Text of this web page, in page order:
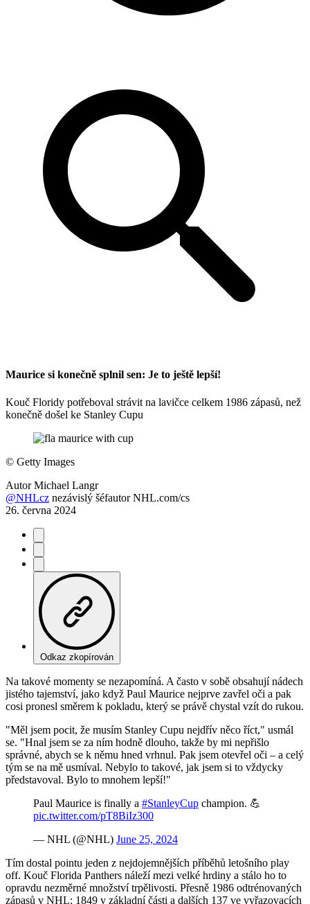
Maurice si konečně splnil sen: Je to ještě lepší!
Kouč Floridy potřeboval strávit na lavičce celkem 1986 zápasů, než
konečně došel ke Stanley Cupu
© Getty Images
Autor Michael Langr
@NHLcz nezávislý šéfautor NHL.com/cs
26. června 2024
Odkaz zkopírován
Na takové momenty se nezapomíná. A často v sobě obsahují nádech
jistého tajemství, jako když Paul Maurice nejprve zavřel oči a pak
cosi pronesl směrem k pokladu, který se právě chystal vzít do rukou.
"Měl jsem pocit, že musím Stanley Cupu nejdřív něco říct," usmál
se. "Hnal jsem se za ním hodně dlouho, takže by mi nepřišlo
správné, abych se k němu hned vrhnul. Pak jsem otevřel oči – a celý
tým se na mě usmíval. Nebylo to takové, jak jsem si to vždycky
představoval. Bylo to mnohem lepší!"
Paul Maurice is finally a #StanleyCup champion. 💪
pic.twitter.com/pT8BiIz300
— NHL (@NHL) June 25, 2024
Tím dostal pointu jeden z nejdojemnějších příběhů letošního play
off. Kouč Florida Panthers náleží mezi velké hrdiny a stálo ho to
opravdu nezměrné množství trpělivosti. Přesně 1986 odtrénovaných
zápasů v NHL: 1849 v základní části a dalších 137 ve vyřazovacích